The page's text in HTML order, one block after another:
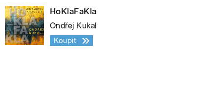
HoKlaFaKla
Ondřej Kukal
Koupit